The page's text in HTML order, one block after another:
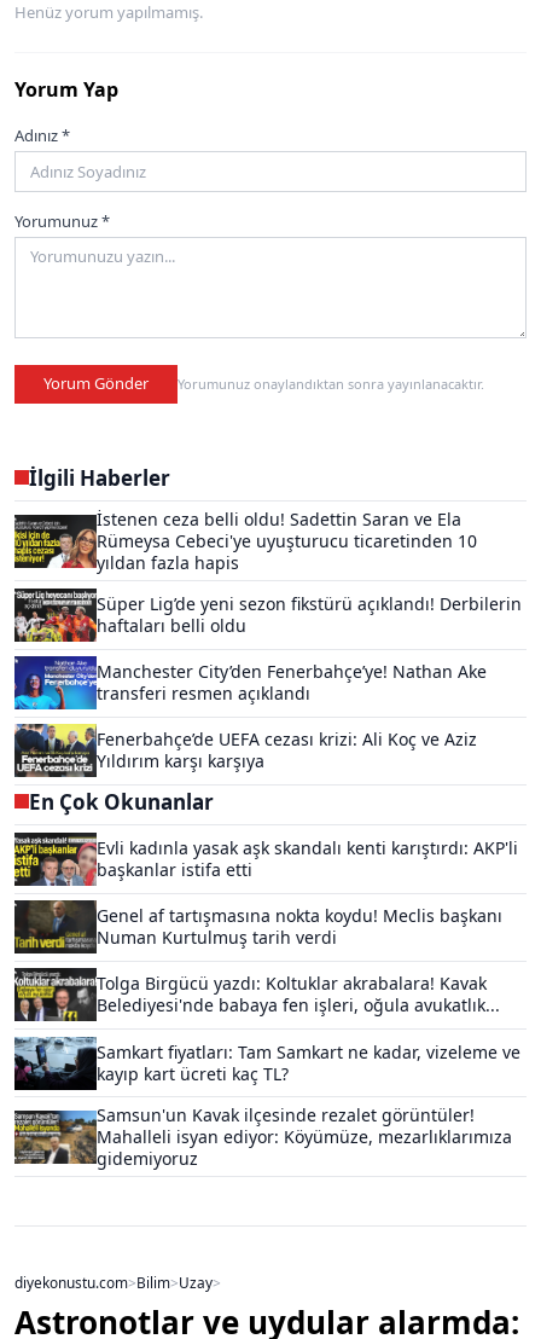
Henüz yorum yapılmamış.
Yorum Yap
Adınız *
Yorumunuz *
Yorum Gönder Yorumunuz onaylandıktan sonra yayınlanacaktır.
İlgili Haberler
İstenen ceza belli oldu! Sadettin Saran ve Ela
Rümeysa Cebeci'ye uyuşturucu ticaretinden 10
yıldan fazla hapis
Süper Lig’de yeni sezon fikstürü açıklandı! Derbilerin
haftaları belli oldu
Manchester City’den Fenerbahçe’ye! Nathan Ake
transferi resmen açıklandı
Fenerbahçe’de UEFA cezası krizi: Ali Koç ve Aziz
Yıldırım karşı karşıya
En Çok Okunanlar
Evli kadınla yasak aşk skandalı kenti karıştırdı: AKP'li
başkanlar istifa etti
Genel af tartışmasına nokta koydu! Meclis başkanı
Numan Kurtulmuş tarih verdi
Tolga Birgücü yazdı: Koltuklar akrabalara! Kavak
Belediyesi'nde babaya fen işleri, oğula avukatlık...
Samkart fiyatları: Tam Samkart ne kadar, vizeleme ve
kayıp kart ücreti kaç TL?
Samsun'un Kavak ilçesinde rezalet görüntüler!
Mahalleli isyan ediyor: Köyümüze, mezarlıklarımıza
gidemiyoruz
diyekonustu.com>Bilim>Uzay>
Astronotlar ve uydular alarmda: